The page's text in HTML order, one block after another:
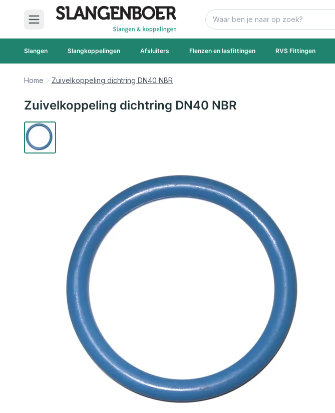
Ga naar de inhoud
Zoek
Slangen Slangkoppelingen Afsluiters Flenzen en lasfittingen RVS Fittingen
Home Zuivelkoppeling dichtring DN40 NBR
Zuivelkoppeling dichtring DN40 NBR